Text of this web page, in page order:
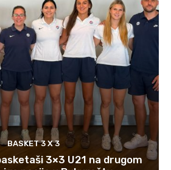
BASKET 3 X 3
3×3 U21 na drugom